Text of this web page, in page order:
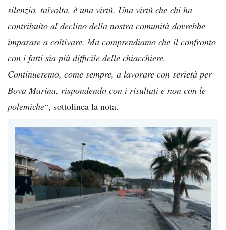
silenzio, talvolta, è una virtù. Una virtù che chi ha
contribuito al declino della nostra comunità dovrebbe
imparare a coltivare. Ma comprendiamo che il confronto
con i fatti sia più difficile delle chiacchiere.
Continueremo, come sempre, a lavorare con serietà per
Bova Marina, rispondendo con i risultati e non con le
polemiche“, sottolinea la nota.